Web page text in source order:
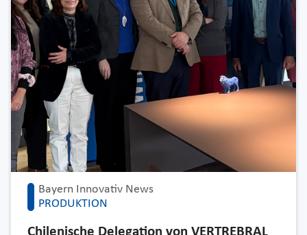
Bayern Innovativ News
PRODUKTION
Chilenische Delegation von VERTREBRAL